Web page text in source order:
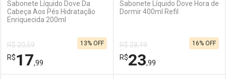
Ativar Desconto
Comprar sem Desconto
Por R$ 19,99/cada
Comprar sem Desconto
Por R$ 19,99/cada
Comprar sem Desconto
Por R$ 16,59/cada
Comprar sem Desconto
Por R$ 16,59/cada
Sabonete Líquido Dove Da
Cabeça Aos Pés Hidratação
Enriquecida 200ml
R$ 20,59
R$17,99
13% OFF
Sabonete Líquido Dove Hora de
Dormir 400ml Refil
R$ 28,49
R$23,99
16% OFF